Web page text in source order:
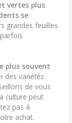
vertes plus
se
grandes feuilles
plus souvent
des variétés
de vous
culture peut
pas à
achat.